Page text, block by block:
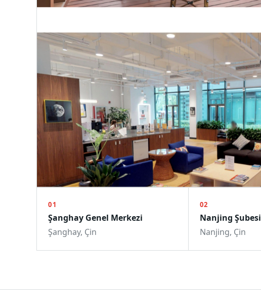
01
Şanghay Genel Merkezi
Şanghay, Çin
02
Nanjing Şubesi
Nanjing, Çin